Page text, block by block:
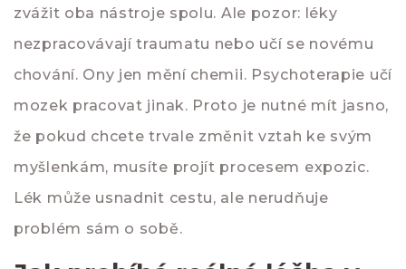
zvážit oba nástroje spolu. Ale pozor: léky
nezpracovávají traumatu nebo učí se novému
chování. Ony jen mění chemii. Psychoterapie učí
mozek pracovat jinak. Proto je nutné mít jasno,
že pokud chcete trvale změnit vztah ke svým
myšlenkám, musíte projít procesem expozic.
Lék může usnadnit cestu, ale nerudňuje
problém sám o sobě.